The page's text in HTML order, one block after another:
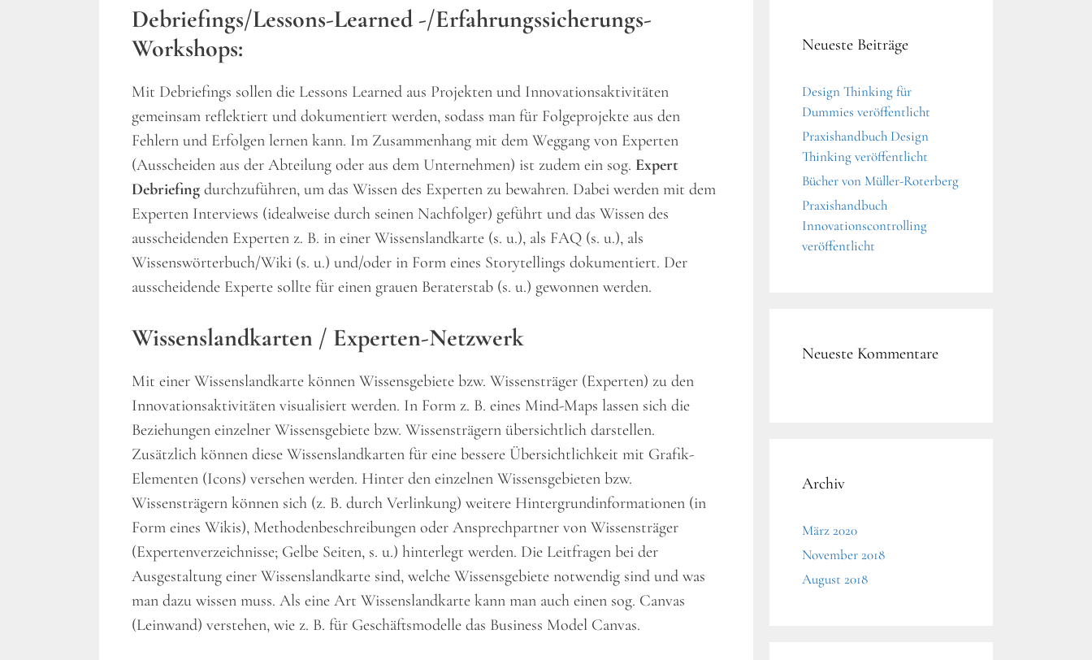
Debriefings/Lessons-Learned -/Erfahrungssicherungs-
Workshops:
Mit Debriefings sollen die Lessons Learned aus Projekten und Innovationsaktivitäten
gemeinsam reflektiert und dokumentiert werden, sodass man für Folgeprojekte aus den
Fehlern und Erfolgen lernen kann. Im Zusammenhang mit dem Weggang von Experten
(Ausscheiden aus der Abteilung oder aus dem Unternehmen) ist zudem ein sog. Expert
Debriefing durchzuführen, um das Wissen des Experten zu bewahren. Dabei werden mit dem
Experten Interviews (idealweise durch seinen Nachfolger) geführt und das Wissen des
ausscheidenden Experten z. B. in einer Wissenslandkarte (s. u.), als FAQ (s. u.), als
Wissenswörterbuch/Wiki (s. u.) und/oder in Form eines Storytellings dokumentiert. Der
ausscheidende Experte sollte für einen grauen Beraterstab (s. u.) gewonnen werden.
Wissenslandkarten / Experten-Netzwerk
Mit einer Wissenslandkarte können Wissensgebiete bzw. Wissensträger (Experten) zu den
Innovationsaktivitäten visualisiert werden. In Form z. B. eines Mind-Maps lassen sich die
Beziehungen einzelner Wissensgebiete bzw. Wissensträgern übersichtlich darstellen.
Zusätzlich können diese Wissenslandkarten für eine bessere Übersichtlichkeit mit Grafik-
Elementen (Icons) versehen werden. Hinter den einzelnen Wissensgebieten bzw.
Wissensträgern können sich (z. B. durch Verlinkung) weitere Hintergrundinformationen (in
Form eines Wikis), Methodenbeschreibungen oder Ansprechpartner von Wissensträger
(Expertenverzeichnisse; Gelbe Seiten, s. u.) hinterlegt werden. Die Leitfragen bei der
Ausgestaltung einer Wissenslandkarte sind, welche Wissensgebiete notwendig sind und was
man dazu wissen muss. Als eine Art Wissenslandkarte kann man auch einen sog. Canvas
(Leinwand) verstehen, wie z. B. für Geschäftsmodelle das Business Model Canvas.
Neueste Beiträge
Design Thinking für
Dummies veröffentlicht
Praxishandbuch Design
Thinking veröffentlicht
Bücher von Müller-Roterberg
Praxishandbuch
Innovationscontrolling
veröffentlicht
Neueste Kommentare
Archiv
März 2020
November 2018
August 2018